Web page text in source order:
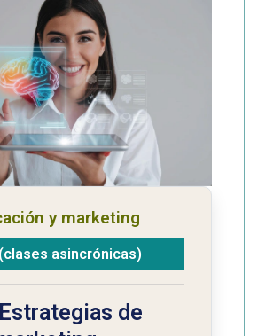
y marketing
asincrónicas)
de